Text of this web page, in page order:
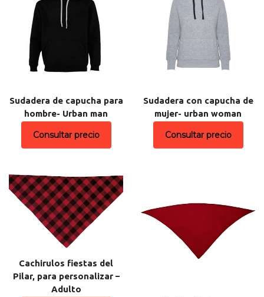
Sudadera de capucha para
hombre- Urban man
Consultar precio
Sudadera con capucha de
mujer- urban woman
Consultar precio
Cachirulos fiestas del
Pilar, para personalizar –
Adulto